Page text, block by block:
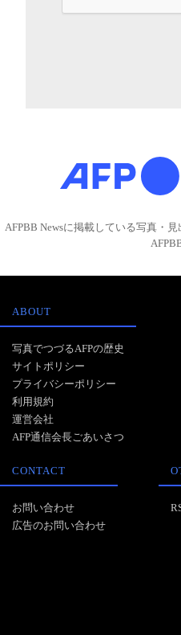
AFPBB Newsに掲載している写真・
ABOUT
写真でつづるAFPの歴史
サイトポリシー
プライバシーポリシー
利用規約
運営会社
AFP通信会長ごあいさつ
CONTACT
お問い合わせ
広告のお問い合わせ